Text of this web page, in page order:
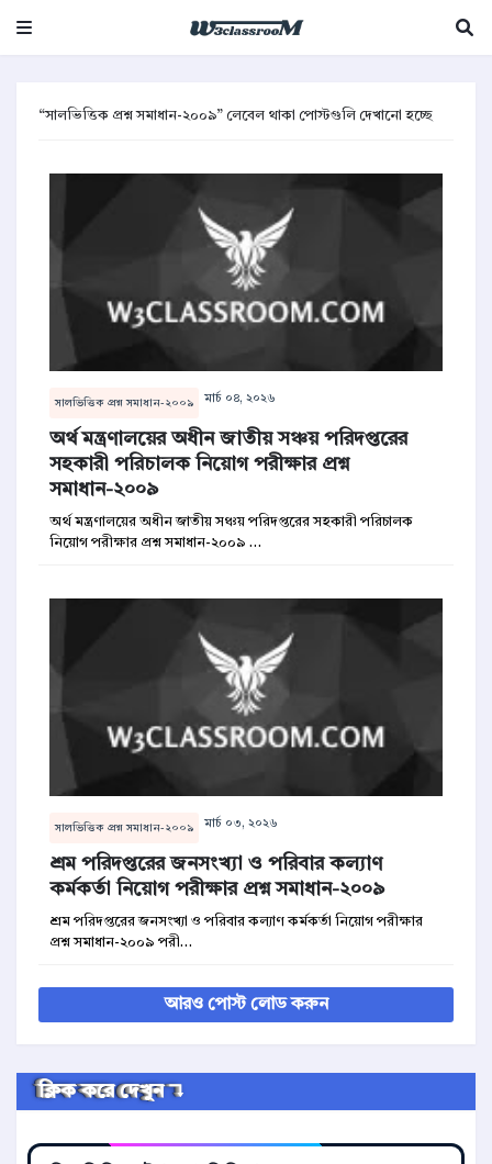
সালভিত্তিক প্রশ্ন সমাধান-২০০৯ লেবেল থাকা পোস্টগুলি দেখানো হচ্ছে
সালভিত্তিক প্রশ্ন সমাধান-২০০৯ মার্চ ০৪, ২০২৬
অর্থ মন্ত্রণালয়ের অধীন জাতীয় সঞ্চয় পরিদপ্তরের
সহকারী পরিচালক নিয়োগ পরীক্ষার প্রশ্ন
সমাধান-২০০৯
অর্থ মন্ত্রণালয়ের অধীন জাতীয় সঞ্চয় পরিদপ্তরের সহকারী পরিচালক
নিয়োগ পরীক্ষার প্রশ্ন সমাধান-২০০৯ …
সালভিত্তিক প্রশ্ন সমাধান-২০০৯ মার্চ ০৩, ২০২৬
শ্রম পরিদপ্তরের জনসংখ্যা ও পরিবার কল্যাণ
কর্মকর্তা নিয়োগ পরীক্ষার প্রশ্ন সমাধান-২০০৯
শ্রম পরিদপ্তরের জনসংখ্যা ও পরিবার কল্যাণ কর্মকর্তা নিয়োগ পরীক্ষার
প্রশ্ন সমাধান-২০০৯ পরী…
আরও পোস্ট লোড করুন
ক্লিক করে দেখুন ↴